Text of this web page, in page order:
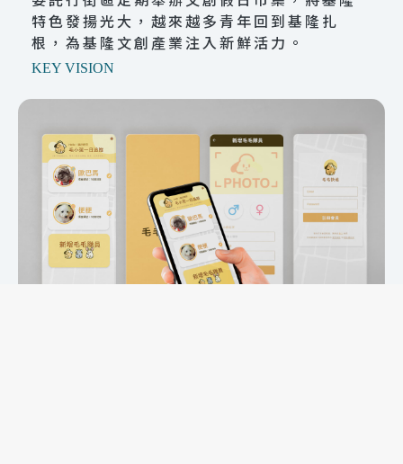
特色發揚光大，越來越多青年回到基隆扎
根，為基隆文創產業注入新鮮活力。
KEY VISION